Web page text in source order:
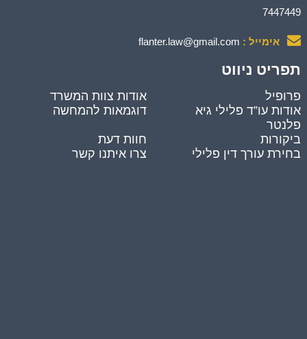
7447449
אימייל : flanter.law@gmail.com
תפריט ניווט
פרופיל
אודות צוות המשרד
אודות עו”ד פלילי גיא
פלנטר
דוגמאות להמחשה
ביקורות
חוות דעת
בחירת עורך דין פלילי
צרו איתנו קשר